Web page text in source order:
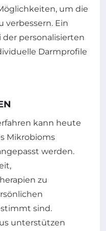
um die
verbessern. Ein
personalisierten
Darmprofile
kann heute
Mikrobioms
werden.
zu
sind.
unterstützen